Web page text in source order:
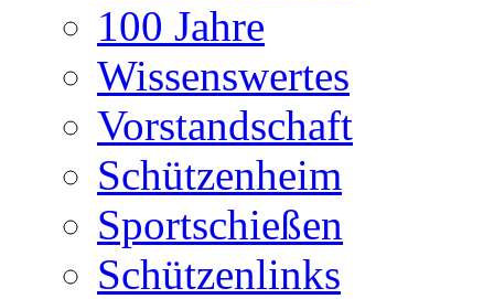
100 Jahre
Wissenswertes
Vorstandschaft
Schützenheim
Sportschießen
Schützenlinks